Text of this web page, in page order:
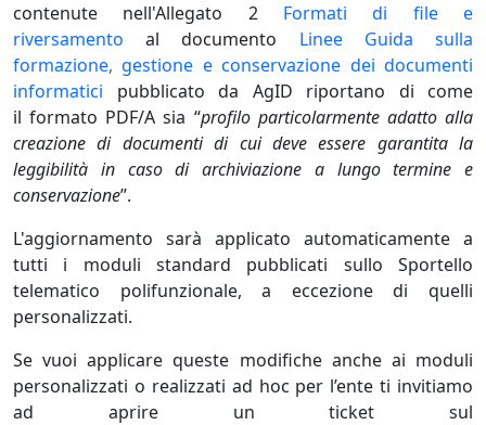
contenute nell'Allegato 2 Formati di file e
riversamento al documento Linee Guida sulla
formazione, gestione e conservazione dei documenti
informatici pubblicato da AgID riportano di come
il formato PDF/A sia “profilo particolarmente adatto alla
creazione di documenti di cui deve essere garantita la
leggibilità in caso di archiviazione a lungo termine e
conservazione”.
L'aggiornamento sarà applicato automaticamente a
tutti i moduli standard pubblicati sullo Sportello
telematico polifunzionale, a eccezione di quelli
personalizzati.
Se vuoi applicare queste modifiche anche ai moduli
personalizzati o realizzati ad hoc per l’ente ti invitiamo
ad aprire un ticket sul